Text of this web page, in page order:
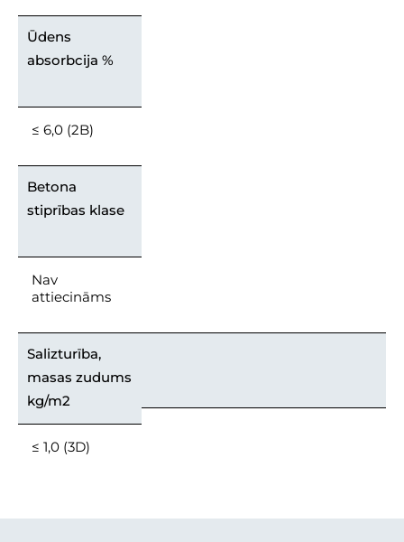
Ūdens
absorbcija %
≤ 6,0 (2B)
Betona
stiprības klase
Nav
attiecināms
Salizturība,
masas zudums
kg/m2
≤ 1,0 (3D)